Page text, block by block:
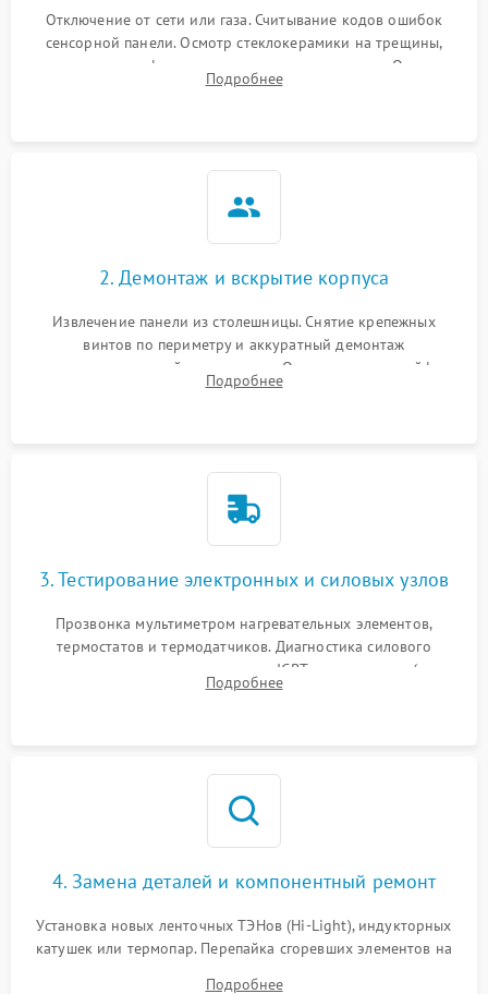
Отключение от сети или газа. Считывание кодов ошибок
сенсорной панели. Осмотр стеклокерамики на трещины,
проверка конфорок на равномерность нагрева. Опрос
клиента о симптомах (не включается, не видит посуду,
Подробнее
2. Демонтаж и вскрытие корпуса
Извлечение панели из столешницы. Снятие крепежных
винтов по периметру и аккуратный демонтаж
стеклокерамической поверхности. Отсоединение шлейфов
сенсорного блока для доступа к силовым платам, катушкам
Подробнее
3. Тестирование электронных и силовых узлов
Прозвонка мультиметром нагревательных элементов,
термостатов и термодатчиков. Диагностика силового
модуля, реле, диодных мостов и IGBT-транзисторов (для
индукции). Проверка кранов и газ-контроля (для газовых
Подробнее
4. Замена деталей и компонентный ремонт
Установка новых ленточных ТЭНов (Hi-Light), индукторных
катушек или термопар. Перепайка сгоревших элементов на
Подробнее